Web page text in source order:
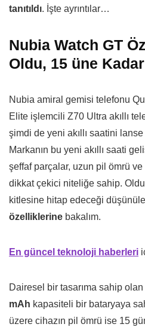
tanıtıldı. İşte ayrıntılar…
Nubia Watch GT
Oldu, 15 üne
Nubia amiral gemisi telefonu
Elite işlemcili Z70 Ultra akıllı
şimdi de yeni akıllı saatini lanse
Markanın bu yeni akıllı saati
şeffaf parçalar, uzun pil ömrü
dikkat çekici niteliğe sahip.
kitlesine hitap edeceği
özelliklerine bakalım.
En güncel teknoloji haberleri
Dairesel bir tasarıma sahip
mAh kapasiteli bir bataryaya
üzere cihazın pil ömrü ise 15